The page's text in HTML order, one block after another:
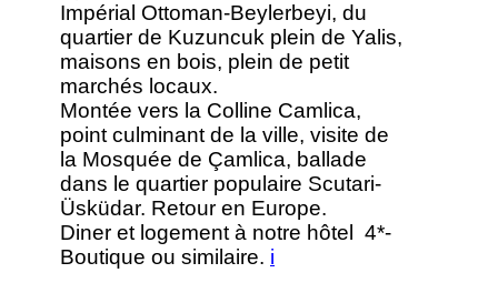
Impérial Ottoman-Beylerbeyi, du
quartier de Kuzuncuk plein de Yalis,
maisons en bois, plein de petit
marchés locaux.
Montée vers la Colline Camlica,
point culminant de la ville, visite de
la Mosquée de Çamlica, ballade
dans le quartier populaire Scutari-
Üsküdar. Retour en Europe.
Diner et logement à notre hôtel 4*-
Boutique ou similaire. i